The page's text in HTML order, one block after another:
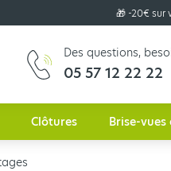
🎁 -20€ sur
Des questions,
05 57 12 22 22
Clôtures Brise-